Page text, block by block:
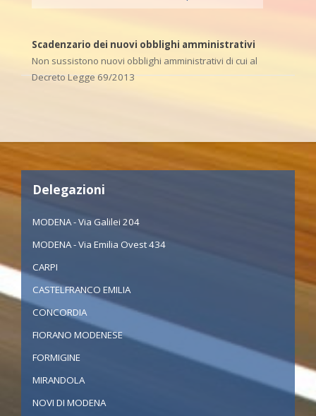
Scadenzario dei nuovi obblighi amministrativi
Non sussistono nuovi obblighi amministrativi di cui al
Decreto Legge 69/2013
Delegazioni
MODENA - Via Galilei 204
MODENA - Via Emilia Ovest 434
CARPI
CASTELFRANCO EMILIA
CONCORDIA
FIORANO MODENESE
FORMIGINE
MIRANDOLA
NOVI DI MODENA